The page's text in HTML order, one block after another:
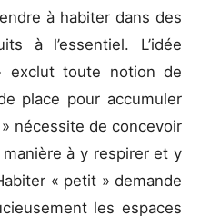
à habiter dans des
à l’essentiel. L’idée
exclut toute notion de
place pour accumuler
nécessite de concevoir
à y respirer et y
« petit » demande
les espaces